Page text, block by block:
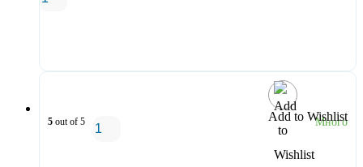
Add to Wishlist
5 out of 5 Много